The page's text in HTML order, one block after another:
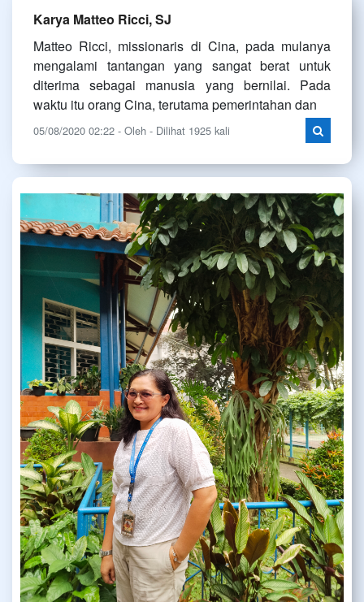
Karya Matteo Ricci, SJ
Matteo Ricci, missionaris di Cina, pada mulanya
mengalami tantangan yang sangat berat untuk
diterima sebagai manusia yang bernilai. Pada
waktu itu orang Cina, terutama pemerintahan dan
05/08/2020 02:22 - Oleh - Dilihat 1925 kali